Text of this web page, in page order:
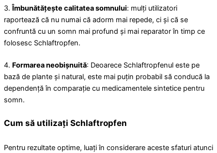
3.Îmbunătățește calitatea somnului: mulți utilizatori
raportează că nu numai că adorm mai repede, ci și că se
confruntă cu un somn mai profund și mai reparator în timp ce
folosesc Schlaftropfen.
4. Formarea neobișnuită: Deoarece Schlaftropfenul este pe
bază de plante și natural, este mai puțin probabil să conducă la
dependență în comparație cu medicamentele sintetice pentru
somn.
Cum să utilizați Schlaftropfen
Pentru rezultate optime, luați în considerare aceste sfaturi atunci